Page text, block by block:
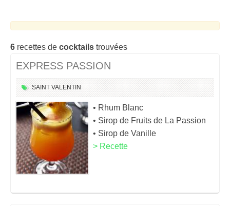
6 recettes de cocktails trouvées
EXPRESS PASSION
SAINT VALENTIN
• Rhum Blanc
• Sirop de Fruits de La Passion
• Sirop de Vanille
> Recette